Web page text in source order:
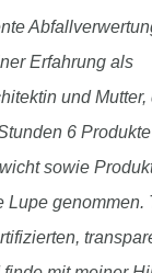
Erfahrung als
und
6
sowie
Lupe genommen.